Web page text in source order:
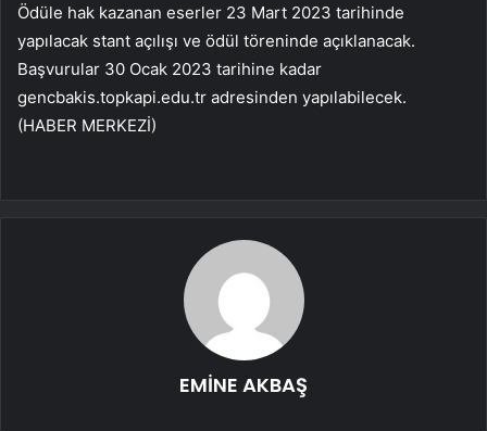
Ödüle hak kazanan eserler 23 Mart 2023 tarihinde
yapılacak stant açılışı ve ödül töreninde açıklanacak.
Başvurular 30 Ocak 2023 tarihine kadar
gencbakis.topkapi.edu.tr adresinden yapılabilecek.
(HABER MERKEZİ)
EMİNE AKBAŞ